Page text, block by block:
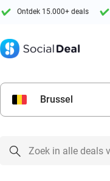
Ontdek 15.000+ deals
Brussel